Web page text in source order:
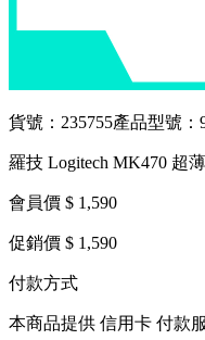
貨號：235755產品型號：
羅技 Logitech MK470 超
會員價 $ 1,590
促銷價 $ 1,590
付款方式
本商品提供 信用卡 付款